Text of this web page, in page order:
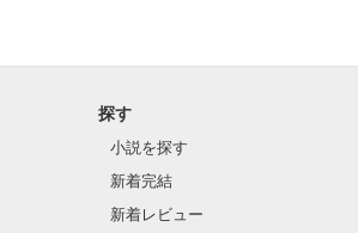
探す
小説を探す
新着完結
新着レビュー